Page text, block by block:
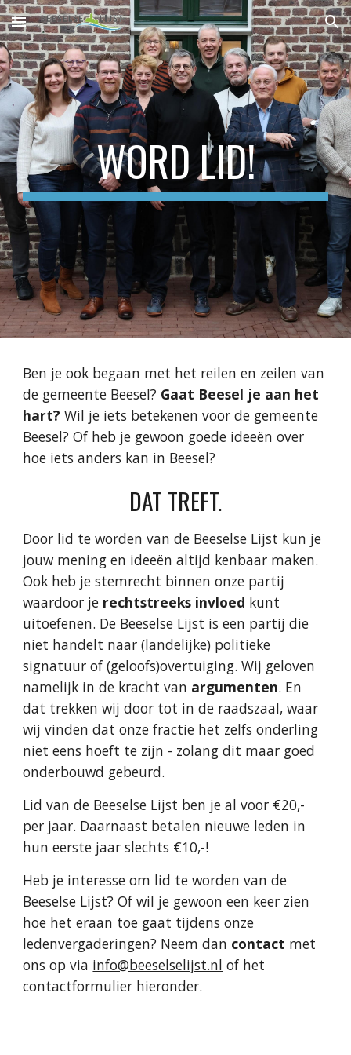
Skip to main content Skip to navigation
WORD LID!
Ben je ook begaan met het reilen en zeilen van
de gemeente Beesel? Gaat Beesel je aan het
hart? Wil je iets betekenen voor de gemeente
Beesel? Of heb je gewoon goede ideeën over
hoe iets anders kan in Beesel?
DAT TREFT.
Door lid te worden van de Beeselse Lijst kun je
jouw mening en ideeën altijd kenbaar maken.
Ook heb je stemrecht binnen onze partij
waardoor je rechtstreeks invloed kunt
uitoefenen. De Beeselse Lijst is een partij die
niet handelt naar (landelijke) politieke
signatuur of (geloofs)overtuiging. Wij geloven
namelijk in de kracht van argumenten. En
dat trekken wij door tot in de raadszaal, waar
wij vinden dat onze fractie het zelfs onderling
niet eens hoeft te zijn - zolang dit maar goed
onderbouwd gebeurd.
Lid van de Beeselse Lijst ben je al voor €20,-
per jaar. Daarnaast betalen nieuwe leden in
hun eerste jaar slechts €10,-!
Heb je interesse om lid te worden van de
Beeselse Lijst? Of wil je gewoon een keer zien
hoe het eraan toe gaat tijdens onze
ledenvergaderingen? Neem dan contact met
ons op via info@beeselselijst.nl of het
contactformulier hieronder.